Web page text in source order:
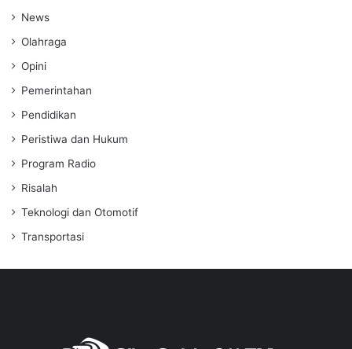
News
Olahraga
Opini
Pemerintahan
Pendidikan
Peristiwa dan Hukum
Program Radio
Risalah
Teknologi dan Otomotif
Transportasi